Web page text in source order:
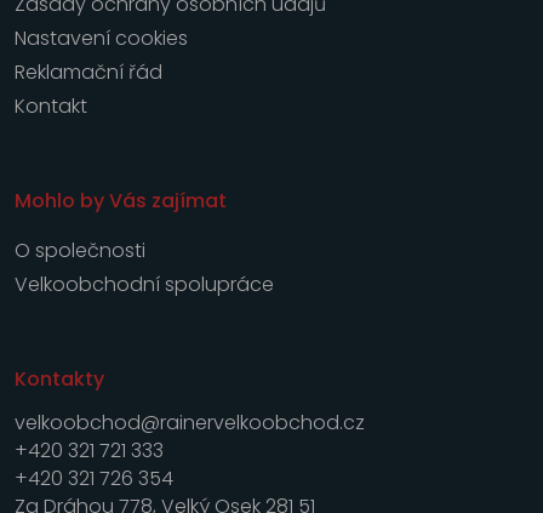
Nastavení cookies
Reklamační řád
Kontakt
Mohlo by Vás zajímat
O společnosti
Velkoobchodní spolupráce
Kontakty
velkoobchod@rainervelkoobchod.cz
+420 321 721 333
+420 321 726 354
Za Dráhou 778, Velký Osek 281 51